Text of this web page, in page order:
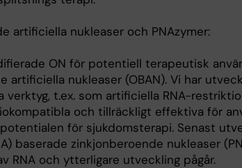
artificiella nukleaser och PNAzymer:
ON för potentiell terapeutisk
artificiella nukleaser (OBAN). Vi har
t.ex. som artificiella RNA-
och tillräckligt effektiva för
för sjukdomsterapi. Senast
baserade zinkjonberoende nukleaser
RNA och ytterligare utveckling pågår.